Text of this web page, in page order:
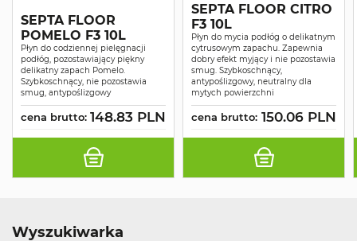
SEPTA FLOOR
POMELO F3 10L
Płyn do codziennej pielęgnacji
podłóg, pozostawiający piękny
delikatny zapach Pomelo.
Szybkoschnący, nie pozostawia
smug, antypoślizgowy
cena brutto: 148.83 PLN
SEPTA FLOOR CITRO
F3 10L
Płyn do mycia podłóg o delikatnym
cytrusowym zapachu. Zapewnia
dobry efekt myjący i nie pozostawia
smug. Szybkoschnący,
antypoślizgowy, neutralny dla
mytych powierzchni
cena brutto: 150.06 PLN
Wyszukiwarka